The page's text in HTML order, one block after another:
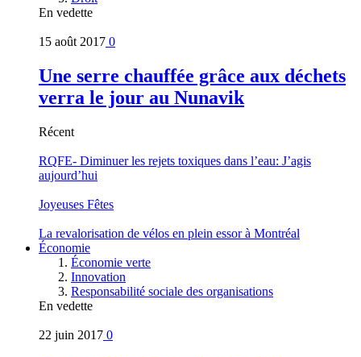
En vedette
15 août 2017 0
Une serre chauffée grâce aux déchets
verra le jour au Nunavik
Récent
RQFE- Diminuer les rejets toxiques dans l’eau: J’agis
aujourd’hui
Joyeuses Fêtes
La revalorisation de vélos en plein essor à Montréal
Économie
Économie verte
Innovation
Responsabilité sociale des organisations
En vedette
22 juin 2017 0